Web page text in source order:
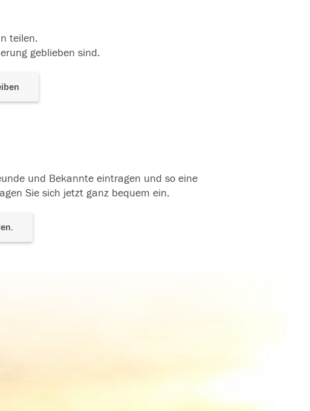
teilen.
geblieben sind.
und Bekannte eintragen und so eine
Sie sich jetzt ganz bequem ein.